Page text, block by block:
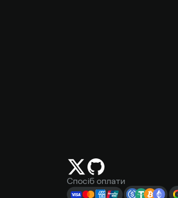
Спосіб оплати